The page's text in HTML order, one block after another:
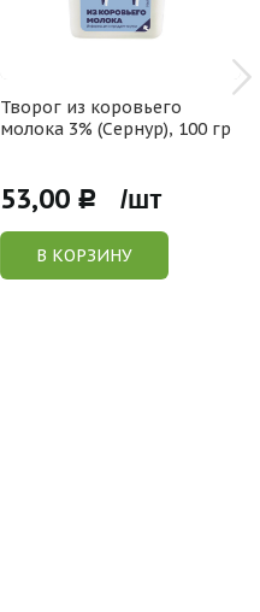
Творог из коровьего
молока 3% (Сернур), 100 гр
53,00 Р /шт
В КОРЗИНУ